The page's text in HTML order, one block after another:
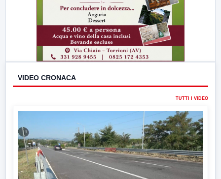
VIDEO CRONACA
TUTTI I VIDEO